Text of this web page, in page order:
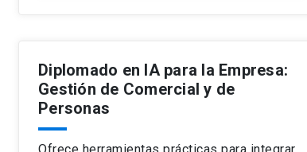
Diplomado en IA para la Empresa:
Gestión de Comercial y de
Personas
Ofrece herramientas prácticas para integrar